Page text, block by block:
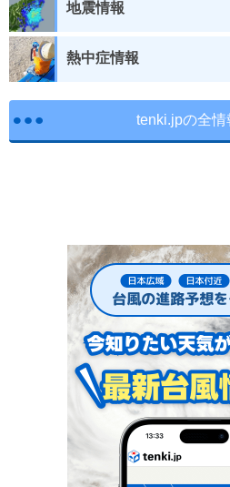
地震情報
熱中症情報
tenki.jpの全情